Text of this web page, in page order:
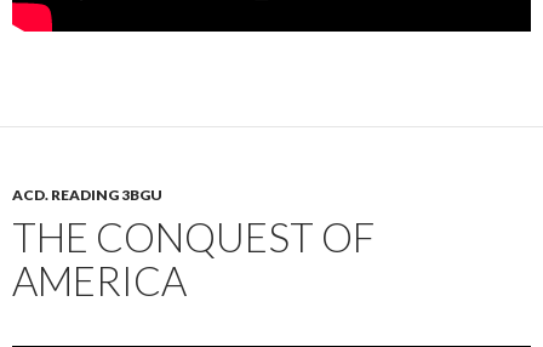
ACD. READING 3BGU
THE CONQUEST OF
AMERICA